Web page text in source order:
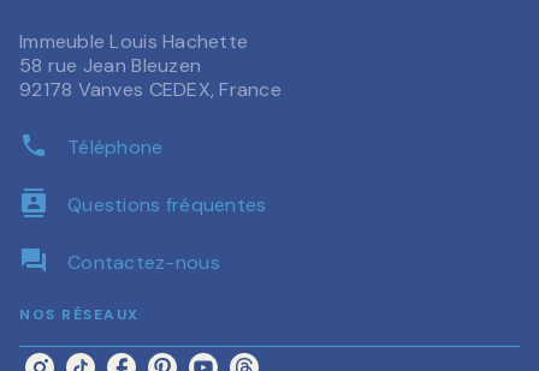
Immeuble Louis Hachette
58 rue Jean Bleuzen
92178 Vanves CEDEX, France
phone Téléphone
contacts Questions fréquentes
question_answer Contactez-nous
NOS RÉSEAUX